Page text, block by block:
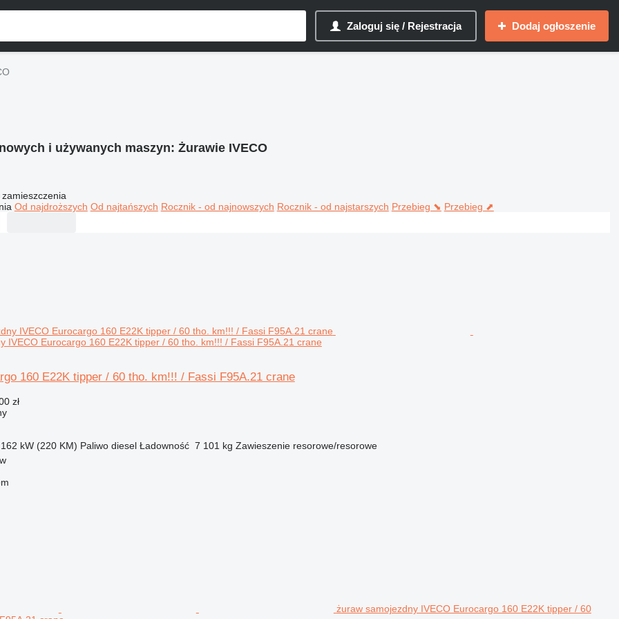
Zaloguj się / Rejestracja Dodaj ogłoszenie
i używanych maszyn: Żurawie IVECO
zamieszczenia
Od najdroższych Od najtańszych Rocznik - od najnowszych Rocznik - od najstarszych Przebieg ⬊ Przebieg ⬈
IVECO Eurocargo 160 E22K tipper / 60 tho. km!!! / Fassi F95A.21 crane
160 E22K tipper / 60 tho. km!!! / Fassi F95A.21 crane
zł
162 kW (220 KM) Paliwo diesel Ładowność 7 101 kg Zawieszenie resorowe/resorowe
żuraw samojezdny IVECO Eurocargo 160 E22K tipper / 60